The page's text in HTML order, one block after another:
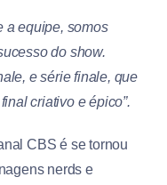
a equipe, somos
do show.
e série finale, que
criativo e épico”.
CBS é se tornou
nerds e